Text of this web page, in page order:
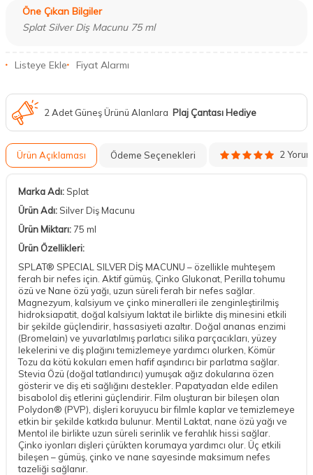
Öne Çıkan Bilgiler
Splat Silver Diş Macunu 75 ml
Listeye Ekle Fiyat Alarmı
2 Adet Güneş Ürünü Alanlara Plaj Çantası Hediye
Ürün Açıklaması Ödeme Seçenekleri 2 Yorum
Marka Adı: Splat
Ürün Adı: Silver Diş Macunu
Ürün Miktarı: 75 ml
Ürün Özellikleri:
SPLAT® SPECIAL SILVER DİŞ MACUNU – özellikle muhteşem
ferah bir nefes için. Aktif gümüş, Çinko Glukonat, Perilla tohumu
özü ve Nane özü yağı, uzun süreli ferah bir nefes sağlar.
Magnezyum, kalsiyum ve çinko mineralleri ile zenginleştirilmiş
hidroksiapatit, doğal kalsiyum laktat ile birlikte diş minesini etkili
bir şekilde güçlendirir, hassasiyeti azaltır. Doğal ananas enzimi
(Bromelain) ve yuvarlatılmış parlatıcı silika parçacıkları, yüzey
lekelerini ve diş plağını temizlemeye yardımcı olurken, Kömür
Tozu da kötü kokuları emen hafif aşındırıcı bir parlatma sağlar.
Stevia Özü (doğal tatlandırıcı) yumuşak ağız dokularına özen
gösterir ve diş eti sağlığını destekler. Papatyadan elde edilen
bisabolol diş etlerini güçlendirir. Film oluşturan bir bileşen olan
Polydon® (PVP), dişleri koruyucu bir filmle kaplar ve temizlemeye
etkin bir şekilde katkıda bulunur. Mentil Laktat, nane özü yağı ve
Mentol ile birlikte uzun süreli serinlik ve ferahlık hissi sağlar.
Çinko iyonları dişleri çürükten korumaya yardımcı olur. Üç etkili
bileşen – gümüş, çinko ve nane sayesinde maksimum nefes
tazeliği sağlanır.